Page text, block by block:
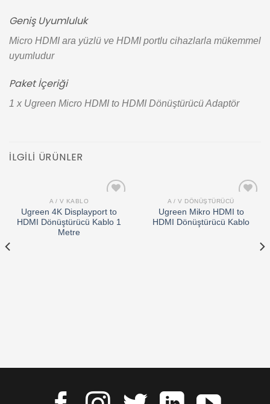
Geniş Uyumluluk
Micro HDMI ara yüzlü ve HDMI portlu cihazlarla mükemmel
uyumludur
Paket İçeriği
1 x Ugreen Micro HDMI to HDMI Dönüştürücü Adaptör
İLGILI ÜRÜNLER
wishlist
A / V KABLO
Ugreen 4K Displayport to
HDMI Dönüştürücü Kablo 1
Metre
wishlist
A / V DÖNÜŞTÜRÜCÜ
Ugreen Mikro HDMI to
HDMI Dönüştürücü Kablo